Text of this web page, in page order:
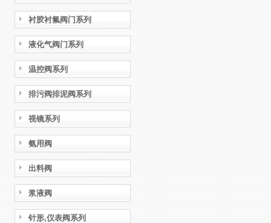
衬胶衬氟阀门系列
液化气阀门系列
温控阀系列
排污阀排泥阀系列
视镜系列
氨用阀
出料阀
浆液阀
针形,仪表阀系列